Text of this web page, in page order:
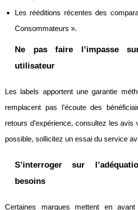
Les rééditions récentes des
Consommateurs ».
Ne pas faire l’impasse sur
utilisateur
Les labels apportent une garantie
remplacent pas l’écoute des
retours d’expérience, consultez les avis
possible, sollicitez un essai du service
S’interroger sur
besoins
Certaines marques mettent en avant